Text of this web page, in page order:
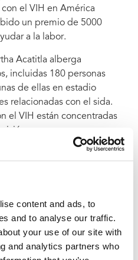
content and ads, to
and to analyse our traffic.
your use of our site with
and analytics partners who
el VIH en América
un premio de 5000
a la labor.
Acatitla alberga
incluidas 180 personas
de ellas en estadio
relacionadas con el sida.
el VIH están concentradas
y mantener el
es muy reducido.
COVID-19, y los pocos
lo consiguieron
la Sra. Gutiérrez.